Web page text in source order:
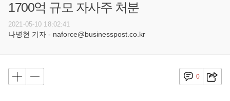
1700억 규모 자사주 처분
2021-05-10 18:02:41
나병현 기자 - naforce@businesspost.co.kr
0